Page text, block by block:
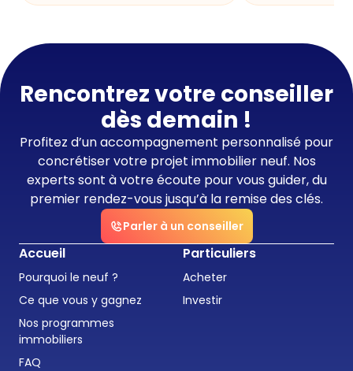
Rencontrez votre conseiller
dès demain !
Profitez d’un accompagnement personnalisé pour
concrétiser votre projet immobilier neuf. Nos
experts sont à votre écoute pour vous guider, du
premier rendez-vous jusqu’à la remise des clés.
Parler à un conseiller
Accueil
Pourquoi le neuf ?
Ce que vous y gagnez
Nos programmes
immobiliers
FAQ
Particuliers
Acheter
Investir